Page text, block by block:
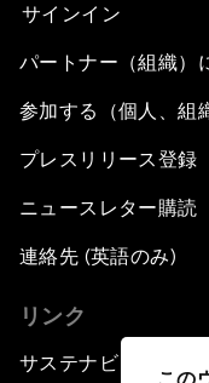
この
サインイン
パートナー（組織）
参加する（個人、組
プレスリリース登録
ニュースレター購読
連絡先 (英語のみ)
リンク
サステナビリティへ